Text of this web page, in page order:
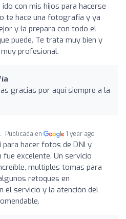
ido con mis hijos para hacerse
te hace una fotografía y ya
y la prepara con todo el
puede. Te trata muy bien y
profesional.
gracias por aquí siempre a la
Publicada en 1 year ago
para hacer fotos de DNI y
fue excelente. Un servicio
multiples tomas para
retoques en
el servicio y la atención del